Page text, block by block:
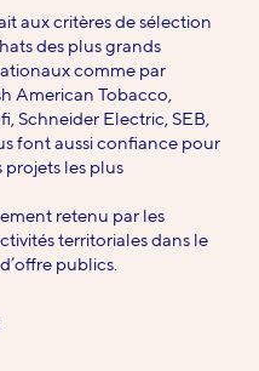
aux critères de sélection
des plus grands
comme par
American Tobacco,
Schneider Electric, SEB,
font aussi confiance pour
projets les plus
retenu par les
territoriales dans le
publics.